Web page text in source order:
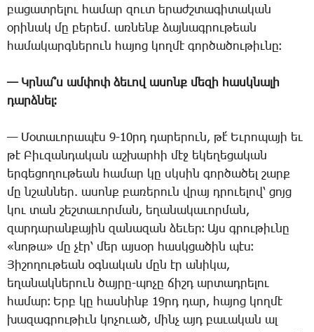
բա­ցատ­րե­լու հա­մար զուտ ե­րաժշ­տա­գի­տա­կան
օ­րի­նակ մը բե­րեմ. առ­նենք ձայ­նագ­րու­թեան
հա­մա­կարգ­նե­րուն հա­յոց կող­մէ գոր­ծա­ծու­թիւ­նը։
— Կր­նա՞ս ամ­փոփ ձե­ւով ա­սոնք մե­զի հասկ­նա­լի
դարձ­նել։
— ­Մօ­տա­ւո­րա­պէս 9-10րդ ­դա­րե­րուն, թէ՛ Եւ­րո­պա­յի եւ
թէ ­Բիւ­զան­դա­կան աշ­խար­հի մէջ ե­կե­ղե­ցա­կան
եր­գե­ցո­ղու­թեան հա­մար կը սկսին գոր­ծա­ծել շարք
մը նշան­ներ. ա­սոնք բա­ռե­րուն վրայ դրուե­լով՝ ցոյց
կու տան շեշ­տա­ւոր­ման, ե­ղա­նա­կա­ւոր­ման,
զար­դա­րան­քա­յին զա­նա­զան ձե­ւեր։ Այս գրու­թիւ­նը
«նո­թա» մը չէր՝ մեր այ­սօր հասկ­ցա­ծին պէս։
­Յի­շո­ղու­թեան օգ­նա­կան մըն էր ա­նի­կա,
ե­ղա­նակ­նե­րուն ծայ­րը-պո­չը ճիշդ ար­տադ­րե­լու
հա­մար։ Երբ կը հաս­նինք 19րդ ­դար, հա­յոց կող­մէ
խա­զագ­րու­թիւն կո­չո­ւած, մինչ այդ բա­ւա­կան ալ